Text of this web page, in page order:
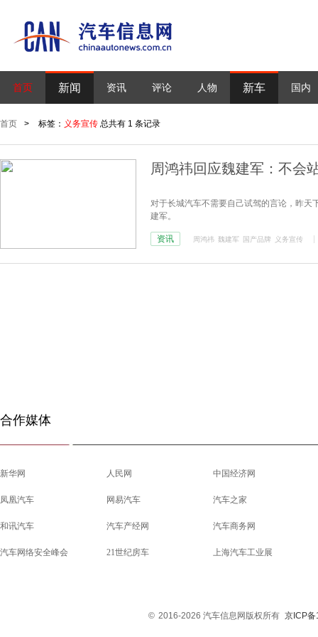
首页 新闻 资讯 评论 人物 新车 国内
首页 > 标签： 义务宣传 总共有 1 条记录
周鸿祎回应魏建军：不会
对于长城汽车不需要自己试驾的言论，昨天
建军。
资讯 周鸿祎 魏建军 国产品牌 义务宣传
合作媒体
新华网 人民网 中国经济网
凤凰汽车 网易汽车 汽车之家
和讯汽车 汽车产经网 汽车商务网
汽车网络安全峰会 21世纪房车 上海汽车工业展
© 2016-2026 汽车信息网版权所有 京ICP